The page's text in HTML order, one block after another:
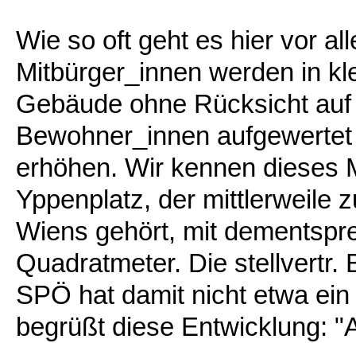
Wie so oft geht es hier vor
Mitbürger_innen werden in
Gebäude ohne Rücksicht
Bewohner_innen
erhöhen. Wir kennen dieses
Yppenplatz, der mittlerweile
Wiens gehört, mit
Quadratmeter. Die stellvertr.
SPÖ hat damit nicht etwa
begrüßt diese Entwicklung: